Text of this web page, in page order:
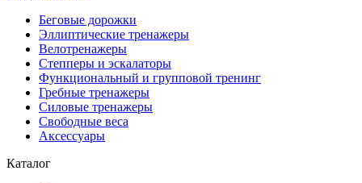
Беговые дорожки
Эллиптические тренажеры
Велотренажеры
Степперы и эскалаторы
Функциональный и групповой тренинг
Гребные тренажеры
Силовые тренажеры
Свободные веса
Аксессуары
Каталог